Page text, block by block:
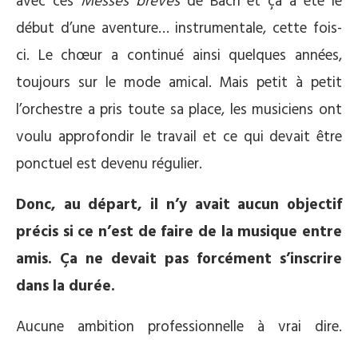
début d’une aventure… instrumentale, cette fois-
ci. Le chœur a continué ainsi quelques années,
toujours sur le mode amical. Mais petit à petit
l’orchestre a pris toute sa place, les musiciens ont
voulu approfondir le travail et ce qui devait être
ponctuel est devenu régulier.
Donc, au départ, il n’y avait aucun objectif
précis si ce n’est de faire de la musique entre
amis. Ça ne devait pas forcément s’inscrire
dans la durée.
Aucune ambition professionnelle à vrai dire.